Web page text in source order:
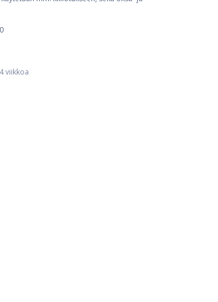
viikkoa